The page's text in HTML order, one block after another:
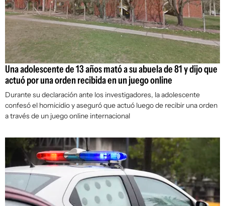
Una adolescente de 13 años mató a su abuela de 81 y dijo que
actuó por una orden recibida en un juego online
Durante su declaración ante los investigadores, la adolescente
confesó el homicidio y aseguró que actuó luego de recibir una orden
a través de un juego online internacional